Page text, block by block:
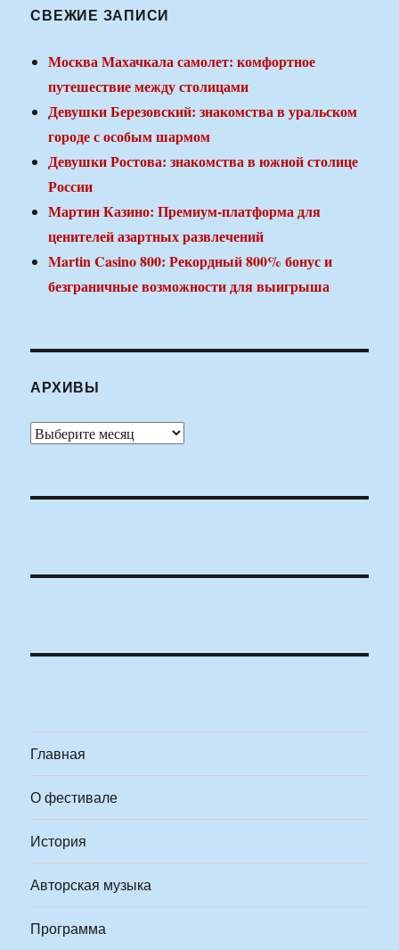
СВЕЖИЕ ЗАПИСИ
Москва Махачкала самолет: комфортное
путешествие между столицами
Девушки Березовский: знакомства в уральском
городе с особым шармом
Девушки Ростова: знакомства в южной столице
России
Мартин Казино: Премиум-платформа для
ценителей азартных развлечений
Martin Casino 800: Рекордный 800% бонус и
безграничные возможности для выигрыша
АРХИВЫ
Архивы
Главная
О фестивале
История
Авторская музыка
Программа